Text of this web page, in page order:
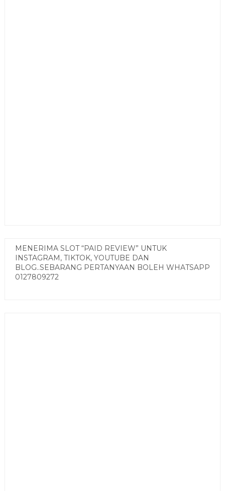
MENERIMA SLOT “PAID REVIEW” UNTUK
INSTAGRAM, TIKTOK, YOUTUBE DAN
BLOG..SEBARANG PERTANYAAN BOLEH WHATSAPP
0127809272